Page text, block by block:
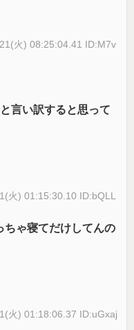
火) 08:25:04.41 ID:M7v
言い訳すると思って
火) 01:15:30.10 ID:bQLL
ちゃ寝てだけしてんの
火) 01:18:06.37 ID:uGxaj